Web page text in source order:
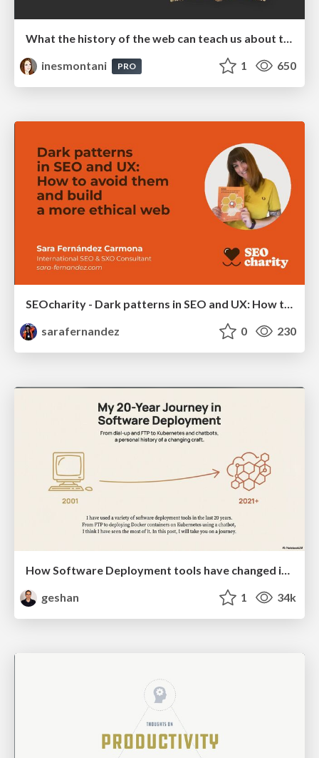
What the history of the web can teach us about the future of AI
inesmontani
PRO 1 650
SEOcharity - Dark patterns in SEO and UX: How to avoid them and build a more ethical web
sarafernandez
0 230
How Software Deployment tools have changed in the past 20 years
geshan
1 34k